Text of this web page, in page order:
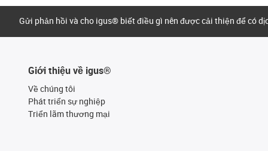
Gửi phản hồi và cho igus® biết điều gì nên được cải thiện để có
Giới thiệu về igus®
Về chúng tôi
Phát triển sự nghiệp
Triển lãm thương mại